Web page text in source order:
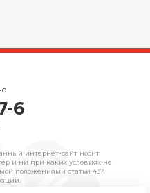
6
интернет-сайт носит
и ни при каких условиях не
положениями cтатьи 437